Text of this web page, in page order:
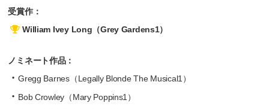
受賞作：
William Ivey Long（Grey Gardens1）
ノミネート作品：
Gregg Barnes（Legally Blonde The Musical1）
Bob Crowley（Mary Poppins1）